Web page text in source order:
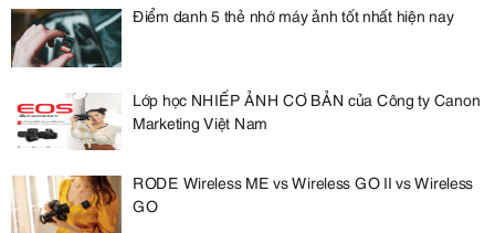
Điểm danh 5 thẻ nhớ máy ảnh tốt nhất hiện nay
Lớp học NHIẾP ẢNH CƠ BẢN của Công ty Canon
Marketing Việt Nam
RODE Wireless ME vs Wireless GO II vs Wireless
GO